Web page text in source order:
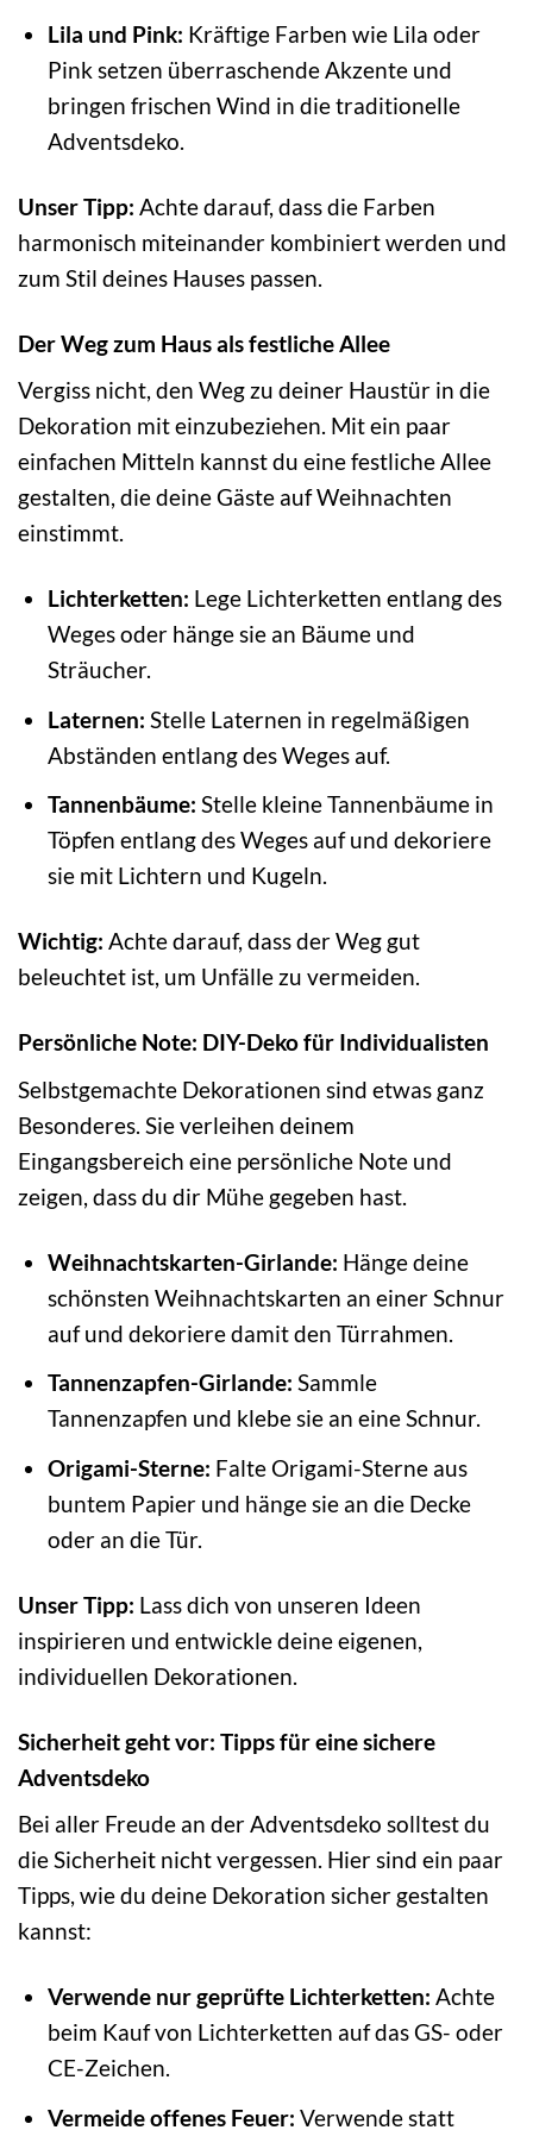
Lila und Pink: Kräftige Farben wie Lila oder
Pink setzen überraschende Akzente und
bringen frischen Wind in die traditionelle
Adventsdeko.
Unser Tipp: Achte darauf, dass die Farben
harmonisch miteinander kombiniert werden und
zum Stil deines Hauses passen.
Der Weg zum Haus als festliche Allee
Vergiss nicht, den Weg zu deiner Haustür in die
Dekoration mit einzubeziehen. Mit ein paar
einfachen Mitteln kannst du eine festliche Allee
gestalten, die deine Gäste auf Weihnachten
einstimmt.
Lichterketten: Lege Lichterketten entlang des
Weges oder hänge sie an Bäume und
Sträucher.
Laternen: Stelle Laternen in regelmäßigen
Abständen entlang des Weges auf.
Tannenbäume: Stelle kleine Tannenbäume in
Töpfen entlang des Weges auf und dekoriere
sie mit Lichtern und Kugeln.
Wichtig: Achte darauf, dass der Weg gut
beleuchtet ist, um Unfälle zu vermeiden.
Persönliche Note: DIY-Deko für Individualisten
Selbstgemachte Dekorationen sind etwas ganz
Besonderes. Sie verleihen deinem
Eingangsbereich eine persönliche Note und
zeigen, dass du dir Mühe gegeben hast.
Weihnachtskarten-Girlande: Hänge deine
schönsten Weihnachtskarten an einer Schnur
auf und dekoriere damit den Türrahmen.
Tannenzapfen-Girlande: Sammle
Tannenzapfen und klebe sie an eine Schnur.
Origami-Sterne: Falte Origami-Sterne aus
buntem Papier und hänge sie an die Decke
oder an die Tür.
Unser Tipp: Lass dich von unseren Ideen
inspirieren und entwickle deine eigenen,
individuellen Dekorationen.
Sicherheit geht vor: Tipps für eine sichere
Adventsdeko
Bei aller Freude an der Adventsdeko solltest du
die Sicherheit nicht vergessen. Hier sind ein paar
Tipps, wie du deine Dekoration sicher gestalten
kannst:
Verwende nur geprüfte Lichterketten: Achte
beim Kauf von Lichterketten auf das GS- oder
CE-Zeichen.
Vermeide offenes Feuer: Verwende statt